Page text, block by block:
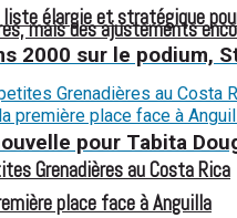
mais des ajustements
place face à Anguilla
élargie et stratégique
Grenadières au Costa Rica
2000 sur le podium,
pour Tabita